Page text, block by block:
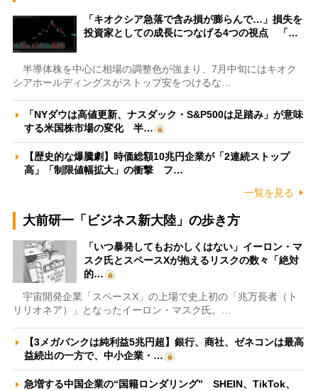
「キオクシア急落で含み損が膨らんで…」損失を
投資家としての成長につなげる4つの視点 「…
半導体株を中心に相場の調整色が強まり、7月中旬にはキオク
シアホールディングスがストップ安をつけるな…
「NYダウは高値更新、ナスダック・S&P500は足踏み」が意味
する米国株市場の変化 半…
【歴史的な爆騰劇】時価総額10兆円企業が「2連続ストップ
高」「制限値幅拡大」の衝撃 フ…
一覧を見る
大前研一「ビジネス新大陸」の歩き方
「いつ暴発してもおかしくはない」イーロン・マ
スク氏とスペースXが抱えるリスクの数々「絶対
的…
宇宙開発企業「スペースX」の上場で史上初の「兆万長者（ト
リリオネア）」となったイーロン・マスク氏。…
【3メガバンクは純利益5兆円超】銀行、商社、ゼネコンは最高
益続出の一方で、中小企業・…
急増する中国企業の“国籍ロンダリング” SHEIN、TikTok、